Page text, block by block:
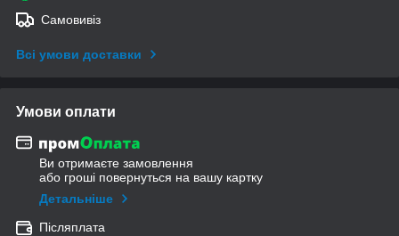
Самовивіз
Всі умови доставки
Умови оплати
Ви отримаєте замовлення
або гроші повернуться на вашу картку
Детальніше
Післяплата